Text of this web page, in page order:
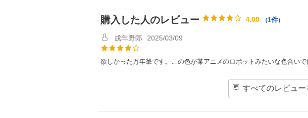
購入した人のレビュー 4.00 (1件)
戌年野郎 2025/03/09
欲しかった万年筆です。この色が某アニメのロボットみたいな色合い
すべてのレビュー